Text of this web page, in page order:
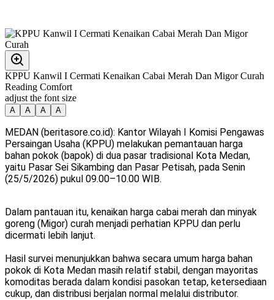
KPPU Kanwil I Cermati Kenaikan Cabai Merah Dan Migor Curah
Reading Comfort
adjust the font size
A A A A
MEDAN (beritasore.co.id): Kantor Wilayah I Komisi Pengawas
Persaingan Usaha (KPPU) melakukan pemantauan harga
bahan pokok (bapok) di dua pasar tradisional Kota Medan,
yaitu Pasar Sei Sikambing dan Pasar Petisah, pada Senin
(25/5/2026) pukul 09.00–10.00 WIB.
Dalam pantauan itu, kenaikan harga cabai merah dan minyak
goreng (Migor) curah menjadi perhatian KPPU dan perlu
dicermati lebih lanjut.
Hasil survei menunjukkan bahwa secara umum harga bahan
pokok di Kota Medan masih relatif stabil, dengan mayoritas
komoditas berada dalam kondisi pasokan tetap, ketersediaan
cukup, dan distribusi berjalan normal melalui distributor.